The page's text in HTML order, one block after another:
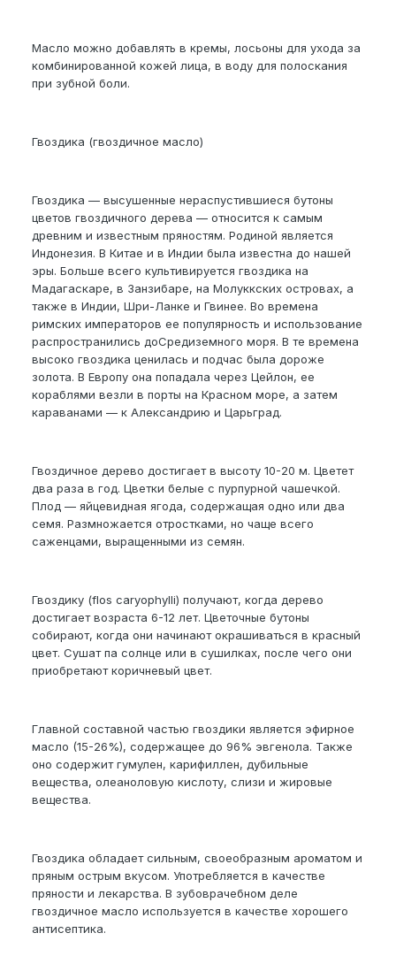
Масло можно добавлять в кремы, лосьоны для ухода за
комбинированной кожей лица, в воду для полоскания
при зубной боли.
Гвоздика (гвоздичное масло)
Гвоздика — высушенные нераспустившиеся бутоны
цветов гвоздичного дерева — относится к самым
древним и известным пряностям. Родиной является
Индонезия. В Китае и в Индии была известна до нашей
эры. Больше всего культивируется гвоздика на
Мадагаскаре, в Занзибаре, на Молуккских островах, а
также в Индии, Шри-Ланке и Гвинее. Во времена
римских императоров ее популярность и использование
распространились доСредиземного моря. В те времена
высоко гвоздика ценилась и подчас была дороже
золота. В Европу она попадала через Цейлон, ее
кораблями везли в порты на Красном море, а затем
караванами — к Александрию и Царьград.
Гвоздичное дерево достигает в высоту 10-20 м. Цветет
два раза в год. Цветки белые с пурпурной чашечкой.
Плод — яйцевидная ягода, содержащая одно или два
семя. Размножается отростками, но чаще всего
саженцами, выращенными из семян.
Гвоздику (flos caryophylli) получают, когда дерево
достигает возраста 6-12 лет. Цветочные бутоны
собирают, когда они начинают окрашиваться в красный
цвет. Сушат па солнце или в сушилках, после чего они
приобретают коричневый цвет.
Главной составной частью гвоздики является эфирное
масло (15-26%), содержащее до 96% эвгенола. Также
оно содержит гумулен, карифиллен, дубильные
вещества, олеаноловую кислоту, слизи и жировые
вещества.
Гвоздика обладает сильным, своеобразным ароматом и
пряным острым вкусом. Употребляется в качестве
пряности и лекарства. В зубоврачебном деле
гвоздичное масло используется в качестве хорошего
антисептика.